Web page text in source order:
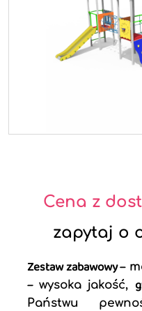
Cena z
zapytaj o
Zestaw zabawowy–
– wysoka jakość,
Państwu